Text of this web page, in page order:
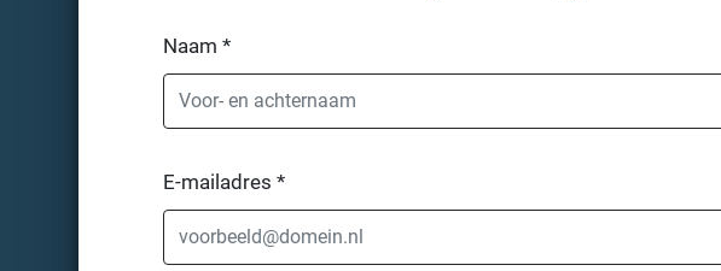
Naam *
E-mailadres *